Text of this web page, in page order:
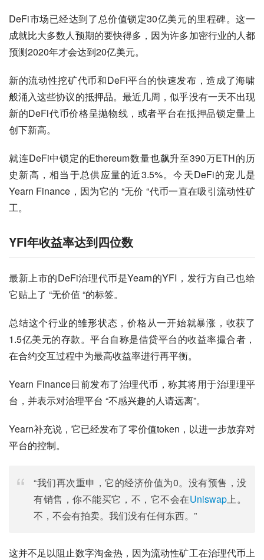
DeFi市场已经达到了总价值锁定30亿美元的里程碑。这一
成就比大多数人预期的要快得多，因为许多加密行业的人都
预测2020年才会达到20亿美元。
新的流动性挖矿代币和DeFi平台的快速发布，造成了海啸
般涌入这些协议的抵押品。最近几周，似乎没有一天不出现
新的DeFi代币价格呈抛物线，或者平台在抵押品锁定量上
创下新高。
就连DeFi中锁定的Ethereum数量也飙升至390万ETH的历
史新高，相当于总供应量的近3.5%。今天DeFi的宠儿是
Yearn Finance，因为它的 “无价 “代币一直在吸引流动性矿
工。
YFI年收益率达到四位数
最新上市的DeFi治理代币是Yearn的YFI，发行方自己也给
它贴上了 “无价值 “的标签。
总结这个行业的雏形状态，价格从一开始就暴涨，收获了
1.5亿美元的存款。平台自称是借贷平台的收益率撮合者，
在合约交互过程中为最高收益率进行再平衡。
Yearn Finance日前发布了治理代币，称其将用于治理理平
台，并表示对治理平台 “不感兴趣的人请远离”。
Yearn补充说，它已经发布了零价值token，以进一步放弃对
平台的控制。
“我们再次重申，它的经济价值为0。没有预售，没
有销售，你不能买它，不，它不会在Uniswap上。
不，不会有拍卖。我们没有任何东西。”
这并不足以阻止数字淘金热，因为流动性矿工在治理代币上